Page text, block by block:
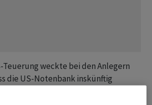
Teuerung weckte bei den Anlegern
die US-Notenbank inskünftig